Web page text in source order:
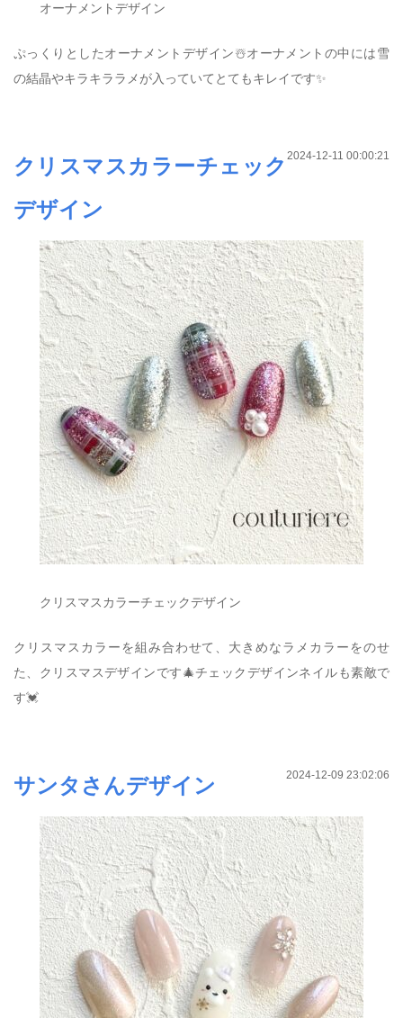
オーナメントデザイン
ぷっくりとしたオーナメントデザイン☃️オーナメントの中には雪
の結晶やキラキララメが入っていてとてもキレイです✨
2024-12-11 00:00:21
クリスマスカラーチェック
デザイン
クリスマスカラーチェックデザイン
クリスマスカラーを組み合わせて、大きめなラメカラーをのせ
た、クリスマスデザインです🎄チェックデザインネイルも素敵で
す💓
2024-12-09 23:02:06
サンタさんデザイン